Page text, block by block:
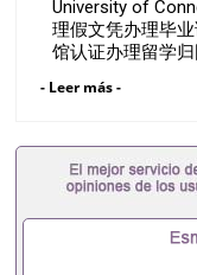
University of
理假文凭办理毕
馆认证办理留学
证书办理美国文
证+成绩单+留学
书，雅思。（全
亲朋好友一份完
校、转学，甚至
材料，随时都可
- Leer más -